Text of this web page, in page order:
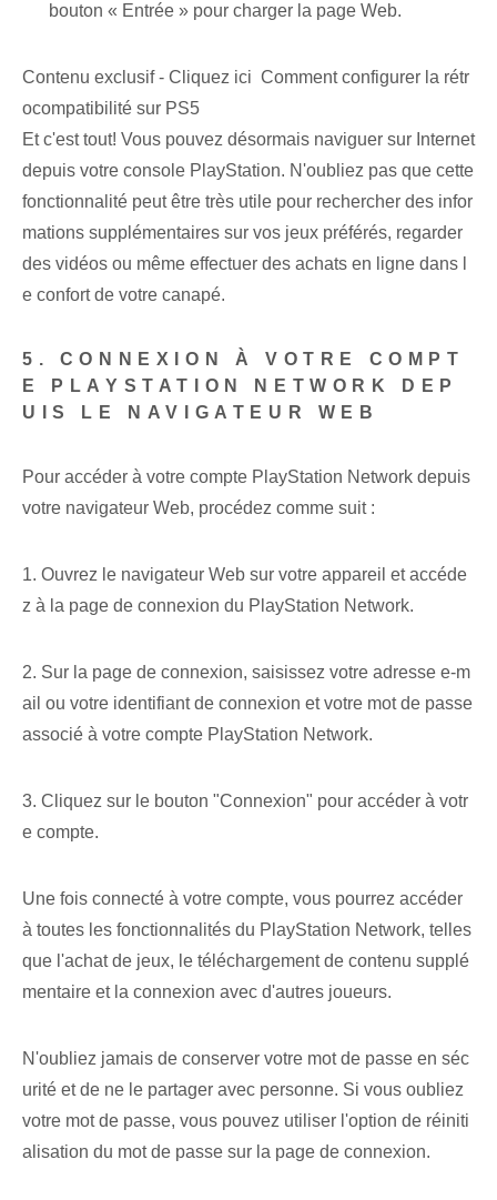
bouton « Entrée » pour charger la page Web.
Contenu exclusif - Cliquez ici Comment configurer la rétr
ocompatibilité sur PS5
Et c'est tout! Vous pouvez désormais naviguer sur Internet
depuis votre console PlayStation. N'oubliez pas que cette
fonctionnalité peut être très utile pour rechercher des infor
mations supplémentaires sur vos jeux préférés, regarder
des vidéos ou même effectuer des achats en ligne dans l
e confort de votre canapé.
5. CONNEXION À VOTRE COMPT
E PLAYSTATION NETWORK DEP
UIS LE NAVIGATEUR WEB
Pour accéder à votre compte PlayStation Network depuis
votre navigateur Web, procédez comme suit :
1. Ouvrez le navigateur Web sur votre appareil et accéde
z à la page de connexion du PlayStation Network.
2. Sur la page de connexion, saisissez votre adresse e-m
ail ou votre identifiant de connexion et votre mot de passe
associé à votre compte PlayStation Network.
3. Cliquez sur le bouton "Connexion" pour accéder à votr
e compte.
Une fois connecté à votre compte, vous pourrez accéder
à toutes les fonctionnalités du PlayStation Network, telles
que l'achat de jeux, le téléchargement de contenu supplé
mentaire et la connexion avec d'autres joueurs.
N'oubliez jamais de conserver votre mot de passe en séc
urité et de ne le partager avec personne. Si vous oubliez
votre mot de passe, vous pouvez utiliser l'option de réiniti
alisation du mot de passe sur la page de connexion.